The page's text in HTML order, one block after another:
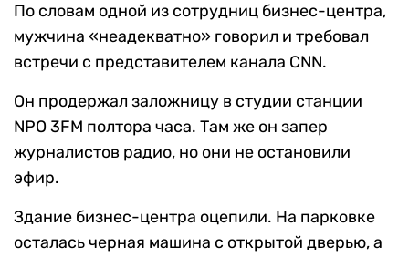
По словам одной из сотрудниц бизнес-центра,
мужчина «неадекватно» говорил и требовал
встречи с представителем канала CNN.
Он продержал заложницу в студии станции
NPO 3FM полтора часа. Там же он запер
журналистов радио, но они не остановили
эфир.
Здание бизнес-центра оцепили. На парковке
осталась черная машина с открытой дверью, а